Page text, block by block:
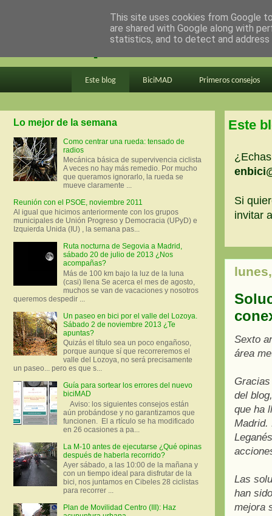
en bici por madrid
Este blog BiciMAD Primeros consejos
Este
Si
invitar
Sexto
área
del blog
que ha
Madrid.
Las
han
mejora
Lo mejor de la semana
Como centrar una rueda: tensado de
radios
Mecánica básica de supervivencia ciclista
A veces no hay más remedio. Por mucho
que queramos ignorarlo, la rueda se
mueve claramente ...
Reunión con el PSOE, noviembre 2011
Al igual que hicimos anteriormente con los grupos
municipales de Unión Progreso y Democracia (UPyD) e
Izquierda Unida (IU) , la semana pas...
Ruta nocturna de Segovia a Madrid,
sábado 20 de julio de 2013 ¿Nos
acompañas?
Más de 100 km bajo la luz de la luna
(casi) llena Se acerca el mes de agosto,
muchos se van de vacaciones y nosotros
queremos despedir ...
Un paseo en bici por el valle del Lozoya.
Sábado 2 de noviembre 2013 ¿Te
apuntas?
Quizás el título sea un poco engañoso,
porque aunque sí que recorreremos el
valle del Lozoya, no será precisamente
un paseo... pero es que s...
Guía para sortear los errores del nuevo
biciMAD
Aviso: los siguientes consejos están
aún probándose y no garantizamos que
funcionen. El a rtículo se ha modificado
en 26 ocasiones a pa...
La M-10 antes de ejecutarse ¿Qué opinas
después de haberla recorrido?
Ayer sábado, a las 10:00 de la mañana y
con un tiempo ideal para disfrutar de la
bici, nos juntamos en Cibeles 28 ciclistas
para recorrer ...
Plan de Movilidad Centro (III): Haz
This site uses cookies from Google
are shared with Google along with
statistics, and to detect and address